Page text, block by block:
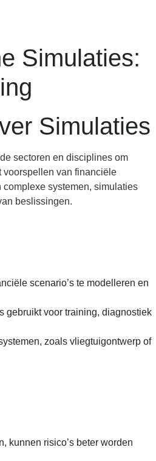
Simulaties:
Simulaties
sectoren en disciplines om
voorspellen van financiële
systemen, simulaties
beslissingen.
scenario’s te modelleren en
gebruikt voor training, diagnostiek
zoals vliegtuigontwerp of
kunnen risico’s beter worden